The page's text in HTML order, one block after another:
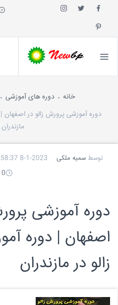
خانه دوره های آموزشی
دوره آموزشی پرورش زالو در اصفهان
مازندران
توسط سمیه ملکی
8-1-2023 8:58:37 PM
دوره آموزشی
اصفهان | دوره
زالو در مازندران